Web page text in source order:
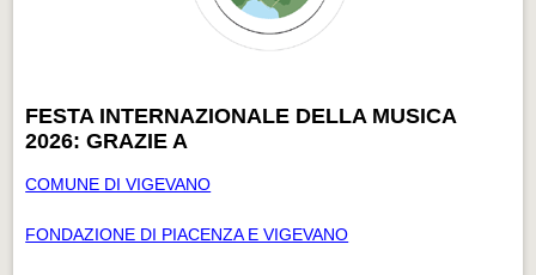
FESTA INTERNAZIONALE DELLA MUSICA
2026: GRAZIE A
COMUNE DI VIGEVANO
FONDAZIONE DI PIACENZA E VIGEVANO